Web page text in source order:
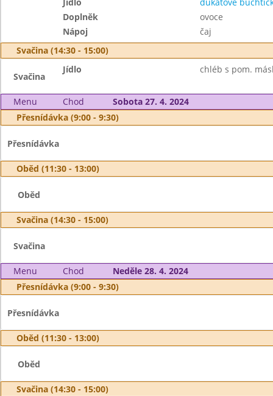
Doplněk
ovoce
Nápoj
čaj
Svačina (14:30 - 15:00)
Svačina
Jídlo chléb s pom.
Menu Chod
Sobota 27. 4. 2024
Přesnídávka (9:00 - 9:30)
Přesnídávka
Oběd (11:30 - 13:00)
Oběd
Svačina (14:30 - 15:00)
Svačina
Menu Chod
Neděle 28. 4. 2024
Přesnídávka (9:00 - 9:30)
Přesnídávka
Oběd (11:30 - 13:00)
Oběd
Svačina (14:30 - 15:00)